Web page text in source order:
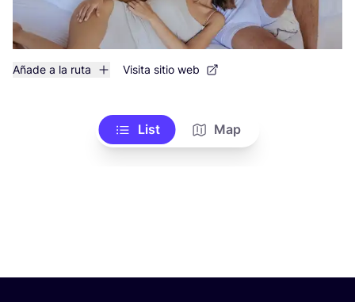
Añade a la ruta Visita sitio web
List Map